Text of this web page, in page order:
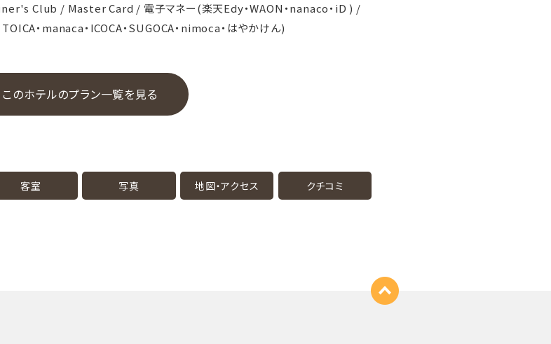
Club / Master Card / 電子マネー(楽天Edy・WAON・nanaco・iD ) /
・manaca・ICOCA・SUGOCA・nimoca・はやかけん)
このホテルのプラン一覧を見る
客室 写真 地図・アクセス クチコミ